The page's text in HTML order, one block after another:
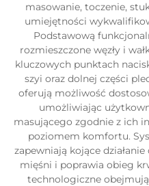
masowanie, toczenie,
umiejętności
Podstawową
rozmieszczone węzły i
kluczowych punktach
szyi oraz dolnej części
oferują możliwość
umożliwiając
masującego zgodnie z ich
poziomem komfortu.
zapewniają kojące
mięśni i poprawia obieg
technologiczne